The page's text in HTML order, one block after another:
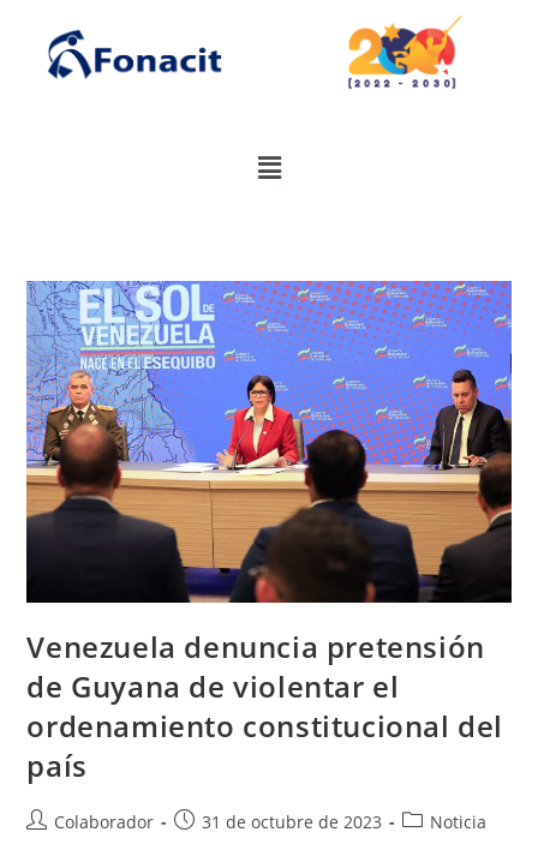
Venezuela denuncia pretensión
de Guyana de violentar el
ordenamiento constitucional del
país
Colaborador 31 de octubre de 2023 Noticia